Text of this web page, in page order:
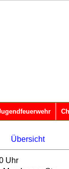
Übersicht
Uhr